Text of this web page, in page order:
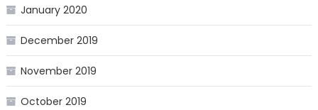
January 2020
December 2019
November 2019
October 2019